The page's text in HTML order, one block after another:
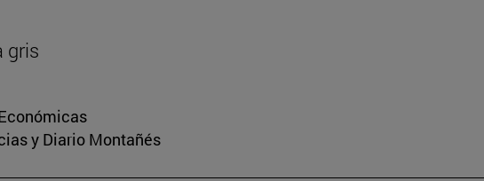
gris
y Diario Montañés